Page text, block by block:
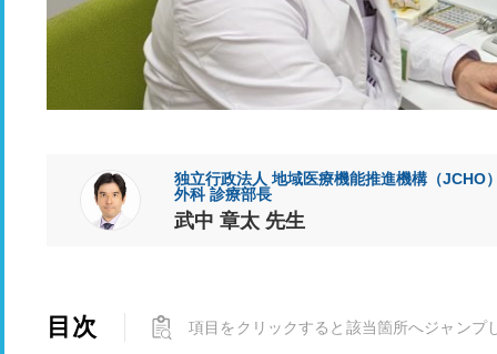
独立行政法人 地域医療機能推進機構（JCHO
外科 診療部長
武中 章太 先生
目次 項目をクリックすると該当箇所へジャンプ